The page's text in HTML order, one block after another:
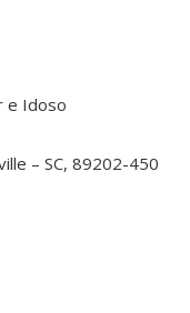
e Idoso
– SC, 89202-450